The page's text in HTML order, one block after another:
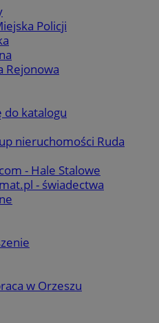
Policji
Rejonowa
do katalogu
nieruchomości Ruda
- Hale Stalowe
- świadectwa
w Orzeszu